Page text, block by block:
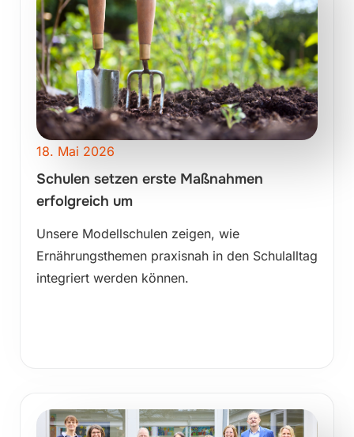
18. Mai 2026
Schulen setzen erste Maßnahmen
erfolgreich um
Unsere Modellschulen zeigen, wie
Ernährungsthemen praxisnah in den Schulalltag
integriert werden können.